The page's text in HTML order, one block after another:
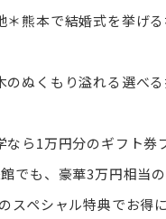
＊熊本で結婚式を挙げ
ぬくもり溢れる選べ
ら1万円分のギフト券
でも、豪華3万円相当
スペシャル特典でお得